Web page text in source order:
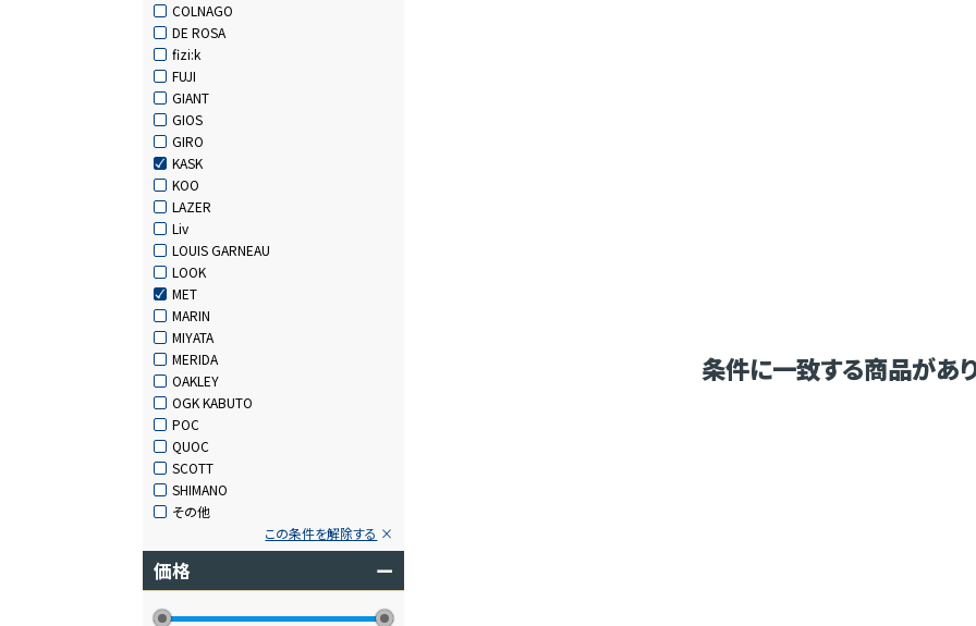
COLNAGO
DE ROSA
fizi:k
FUJI
GIANT
GIOS
GIRO
KASK
KOO
LAZER
Liv
LOUIS GARNEAU
LOOK
MET
MARIN
MIYATA
MERIDA
OAKLEY
OGK KABUTO
POC
QUOC
SCOTT
SHIMANO
その他
この条件を解除する
価格 ー
条件に一致する商品があ